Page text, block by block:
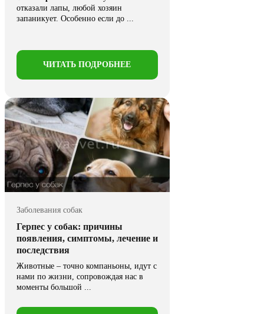
отказали лапы, любой хозяин
запаникует. Особенно если до ...
ЧИТАТЬ ПОДРОБНЕЕ
Заболевания собак
Герпес у собак: причины
появления, симптомы, лечение и
последствия
Животные – точно компаньоны, идут с
нами по жизни, сопровождая нас в
моменты большой ...